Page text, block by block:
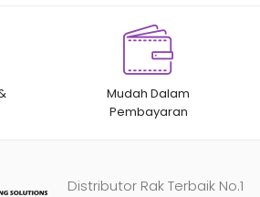
Mudah Dalam
Pembayaran
Distributor Rak Terbaik No.1